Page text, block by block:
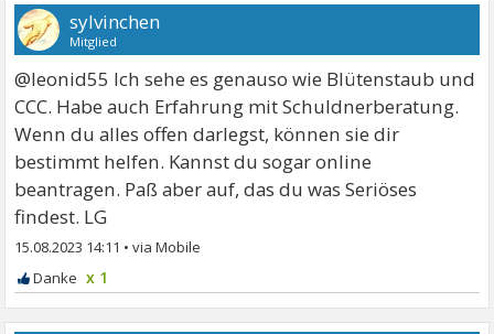
sylvinchen
Mitglied
@leonid55 Ich sehe es genauso wie Blütenstaub und
CCC. Habe auch Erfahrung mit Schuldnerberatung.
Wenn du alles offen darlegst, können sie dir
bestimmt helfen. Kannst du sogar online
beantragen. Paß aber auf, das du was Seriöses
findest. LG
15.08.2023 14:11 •
x 1